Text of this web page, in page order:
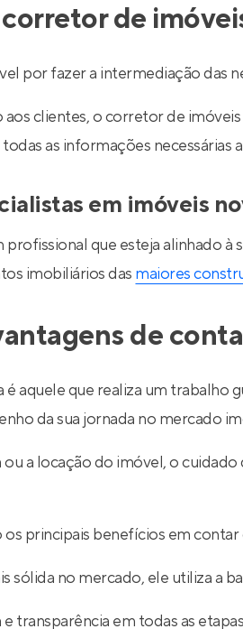
de
por fazer a intermediação das
clientes, o corretor de
as informações necessárias
em imóveis
que esteja alinhado
imobiliários das maiores
de
aquele que realiza um trabalho
da sua jornada no mercado
ou a locação do imóvel, o
os principais benefícios em
sólida no mercado, ele utiliza a
transparência em todas as